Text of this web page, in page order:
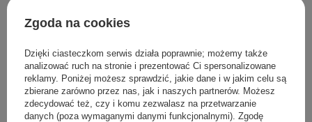
Zgoda na cookies
Dzięki ciasteczkom serwis działa poprawnie; możemy także
analizować ruch na stronie i prezentować Ci spersonalizowane
reklamy. Poniżej możesz sprawdzić, jakie dane i w jakim celu są
zbierane zarówno przez nas, jak i naszych partnerów. Możesz
zdecydować też, czy i komu zezwalasz na przetwarzanie
danych (poza wymaganymi danymi funkcjonalnymi). Zgodę